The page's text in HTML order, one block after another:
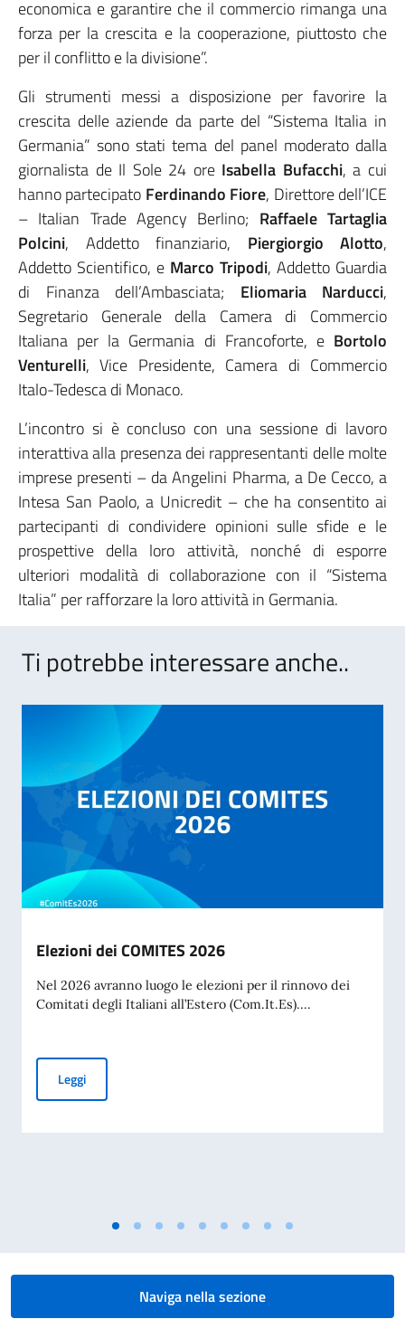
economica e garantire che il commercio rimanga una
forza per la crescita e la cooperazione, piuttosto che
per il conflitto e la divisione”.
Gli strumenti messi a disposizione per favorire la
crescita delle aziende da parte del “Sistema Italia in
Germania” sono stati tema del panel moderato dalla
giornalista de Il Sole 24 ore Isabella Bufacchi, a cui
hanno partecipato Ferdinando Fiore, Direttore dell’ICE
– Italian Trade Agency Berlino; Raffaele Tartaglia
Polcini, Addetto finanziario, Piergiorgio Alotto,
Addetto Scientifico, e Marco Tripodi, Addetto Guardia
di Finanza dell’Ambasciata; Eliomaria Narducci,
Segretario Generale della Camera di Commercio
Italiana per la Germania di Francoforte, e Bortolo
Venturelli, Vice Presidente, Camera di Commercio
Italo-Tedesca di Monaco.
L’incontro si è concluso con una sessione di lavoro
interattiva alla presenza dei rappresentanti delle molte
imprese presenti – da Angelini Pharma, a De Cecco, a
Intesa San Paolo, a Unicredit – che ha consentito ai
partecipanti di condividere opinioni sulle sfide e le
prospettive della loro attività, nonché di esporre
ulteriori modalità di collaborazione con il “Sistema
Italia” per rafforzare la loro attività in Germania.
Ti potrebbe interessare anche..
Elezioni dei COMITES 2026
Nel 2026 avranno luogo le elezioni per il rinnovo dei
Comitati degli Italiani all’Estero (Com.It.Es)....
LeggiElezioni dei COMITES 2026
Naviga nella sezione